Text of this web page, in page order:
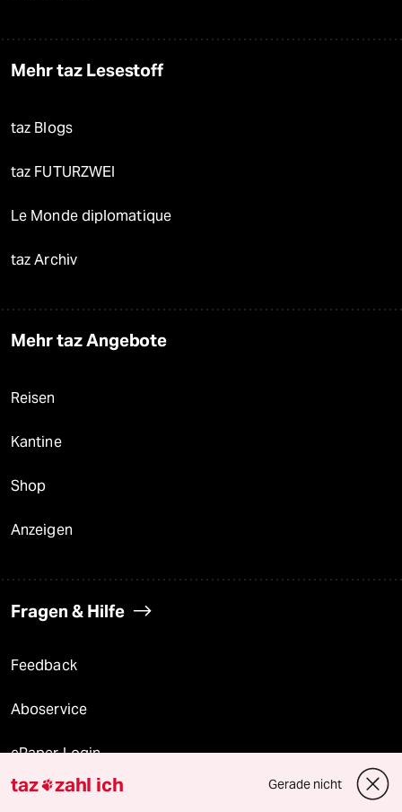
Mehr taz Lesestoff
taz Blogs
taz FUTURZWEI
Le Monde diplomatique
taz Archiv
Mehr taz Angebote
Reisen
Kantine
Shop
Anzeigen
Fragen & Hilfe
Feedback
Aboservice
ePaper Login
Downloads für Abonnierende
taz zahl ich Gerade nicht